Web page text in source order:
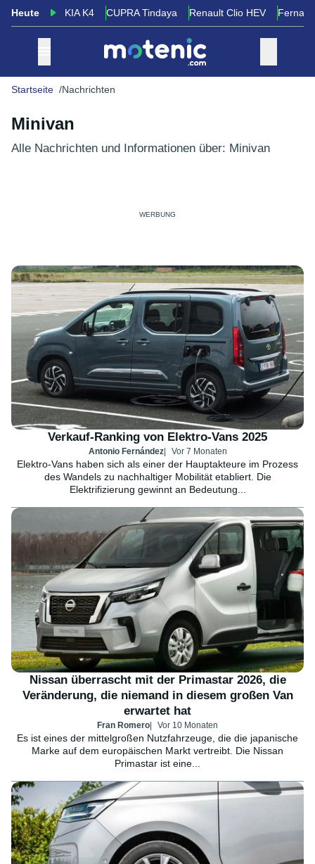
Heute KIA K4 CUPRA Tindaya Renault Clio HEV
Startseite Nachrichten
Minivan
Alle Nachrichten und Informationen über: Minivan
Verkauf-Ranking von Elektro-Vans 2025
Antonio Fernández Vor 7 Monaten
Elektro-Vans haben sich als einer der Hauptakteure im Prozess
des Wandels zu nachhaltiger Mobilität etabliert. Die
Elektrifizierung gewinnt an Bedeutung...
Nissan überrascht mit der Primastar 2026, die
Veränderung, die niemand in diesem großen Van
erwartet hat
Fran Romero Vor 10 Monaten
Es ist eines der mittelgroßen Nutzfahrzeuge, die die japanische
Marke auf dem europäischen Markt vertreibt. Die Nissan
Primastar ist eine...